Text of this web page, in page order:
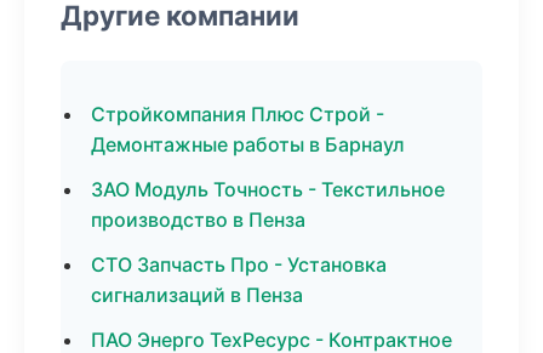
Другие компании
Стройкомпания Плюс Строй -
Демонтажные работы в Барнаул
ЗАО Модуль Точность - Текстильное
производство в Пенза
СТО Запчасть Про - Установка
сигнализаций в Пенза
ПАО Энерго ТехРесурс - Контрактное